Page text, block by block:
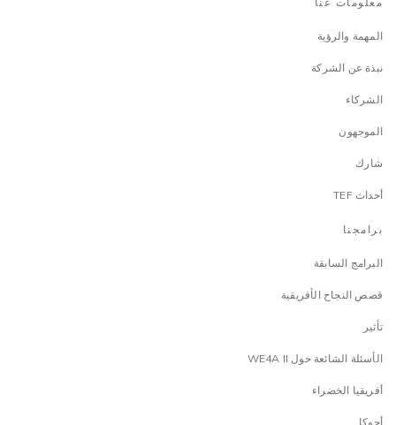
المهمة والرؤية
نبذة عن الشركة
الشركاء
الموجهون
شارك
أحداث TEF
برامجنا
البرامج السابقة
قصص النجاح الأفريقية
تأثير
الأسئلة الشائعة حول WE4A II
أفريقيا الخضراء
أجوكا